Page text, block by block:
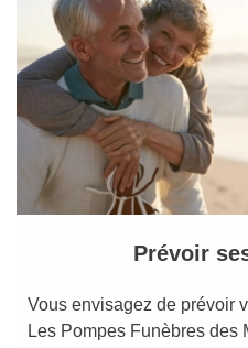
Prévoir
Vous envisagez de prévoir
Les Pompes Funèbres des